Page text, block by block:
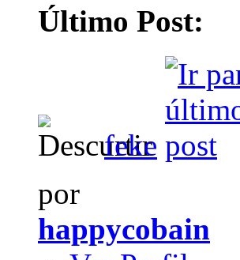
Último Post:
feke
por
happycobain